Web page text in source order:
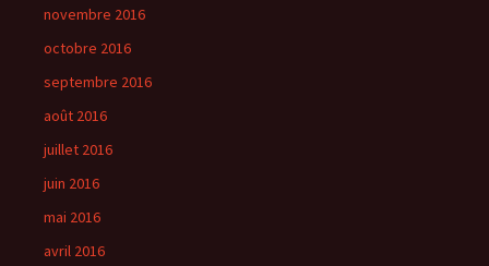
novembre 2016
octobre 2016
septembre 2016
août 2016
juillet 2016
juin 2016
mai 2016
avril 2016